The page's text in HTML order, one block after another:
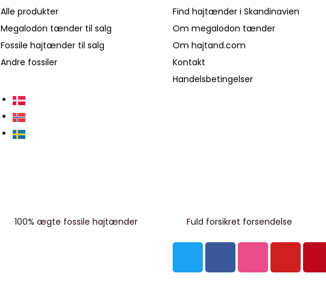
Alle produkter
Megalodon tænder til salg
Fossile hajtænder til salg
Andre fossiler
Find hajtænder i Skandinavien
Om megalodon tænder
Om hajtand.com
Kontakt
Handelsbetingelser
100% ægte fossile hajtænder Fuld forsikret forsendelse